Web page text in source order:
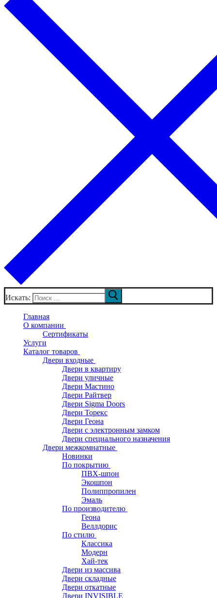
Искать:
Главная
О компании
Сертификаты
Услуги
Каталог товаров
Двери входные
Двери в квартиру
Двери уличные
Двери Мастино
Двери Райтвер
Двери Sigma Doors
Двери Торекс
Двери Геона
Двери с электронным замком
Двери специального назначения
Двери межкомнатные
Новинки
По покрытию
ПВХ-шпон
Экошпон
Полиппропилен
Эмаль
По производителю
Геона
Веллдорис
По стилю
Классика
Модерн
Хай-тек
Двери из массива
Двери складные
Двери откатные
Двери INVISIBLE